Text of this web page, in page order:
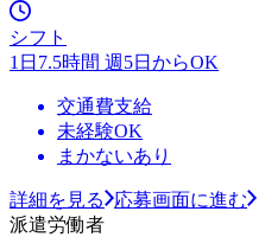
シフト
1日7.5時間 週5日からOK
交通費支給
未経験OK
まかないあり
詳細を見る
応募画面に進む
派遣労働者